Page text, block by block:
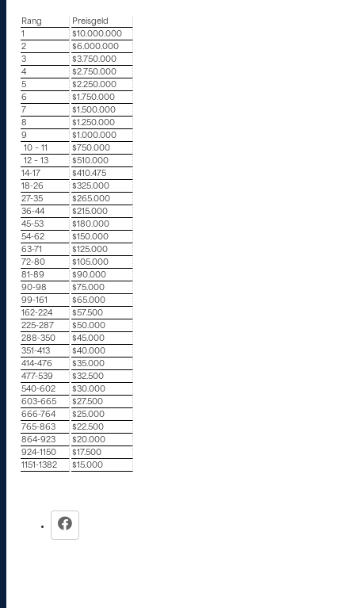
Rang
Preisgeld
1
$10.000.000
2
$6.000.000
3
$3.750.000
4
$2.750.000
5
$2.250.000
6
$1.750.000
7
$1.500.000
8
$1.250.000
9
$1.000.000
10 – 11
$750.000
12 – 13
$510.000
14-17
$410.475
18-26
$325.000
27-35
$265.000
36-44
$215.000
45-53
$180.000
54-62
$150.000
63-71
$125.000
72-80
$105.000
81-89
$90.000
90-98
$75.000
99-161
$65.000
162-224
$57.500
225-287
$50.000
288-350
$45.000
351-413
$40.000
414-476
$35.000
477-539
$32.500
540-602
$30.000
603-665
$27.500
666-764
$25.000
765-863
$22.500
864-923
$20.000
924-1150
$17.500
1151-1382
$15.000